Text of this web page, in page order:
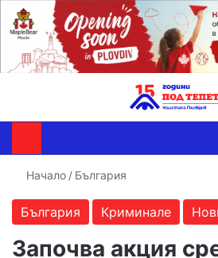
Начало / България
България Криминале
Започва акция